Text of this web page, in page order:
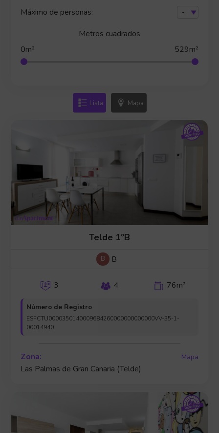
Máximo de personas:
Metros cuadrados
0m²
529m²
Lista Mapa
Telde 1ºB
B B
3 4 76m²
Número de Registro
ESFCTU0000350140009684260000000000000VV-35-1-
00014940
Zona: Mapa
Las Palmas de Gran Canaria (Telde)